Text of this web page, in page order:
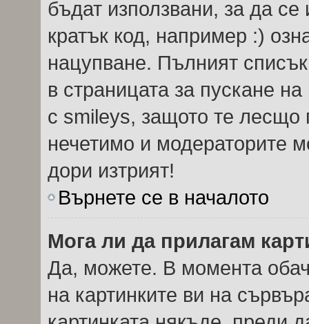
бъдат използвани, за да
кратък код, например :)
нацупване. Пълният
в страницата за пускане
с smileys, защото те
нечетимо и модераторите
дори изтрият!
Върнете се в началото
Мога ли да прилагам
Да, можете. В момента
на картинките ви на